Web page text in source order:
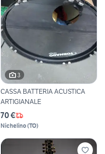
3
CASSA BATTERIA ACUSTICA
ARTIGIANALE
70 €
Nichelino(TO)